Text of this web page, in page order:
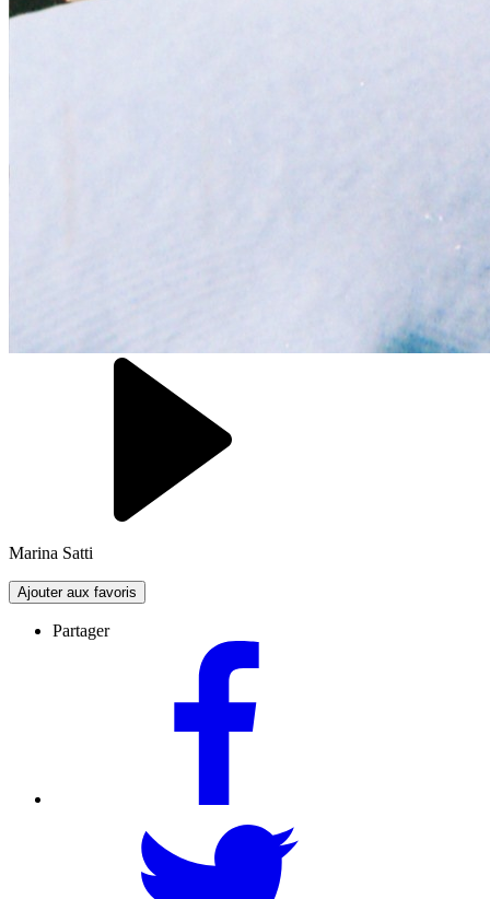
Marina Satti
Ajouter aux favoris
Partager